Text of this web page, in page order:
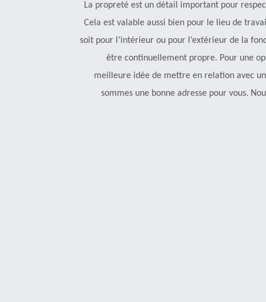
La propreté est un détail important pour
Cela est valable aussi bien pour le lieu de
soit pour l’intérieur ou pour l’extérieur de la
être continuellement propre. Pour une
meilleure idée de mettre en relation avec
sommes une bonne adresse pour vous.